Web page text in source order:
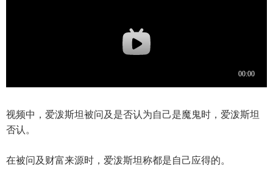
视频中，爱泼斯坦被问及是否认为自己是魔鬼时，爱泼斯坦
否认。
在被问及财富来源时，爱泼斯坦称都是自己应得的。